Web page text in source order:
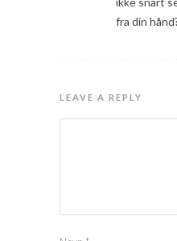
fra din
LEAVE A REPLY